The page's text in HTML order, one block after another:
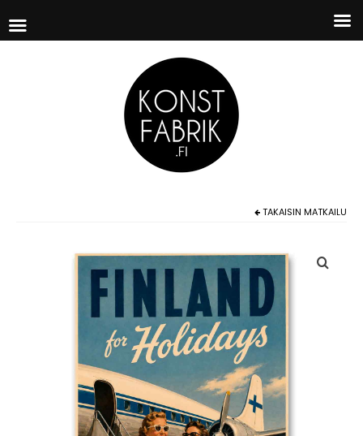
TAKAISIN MATKAILU